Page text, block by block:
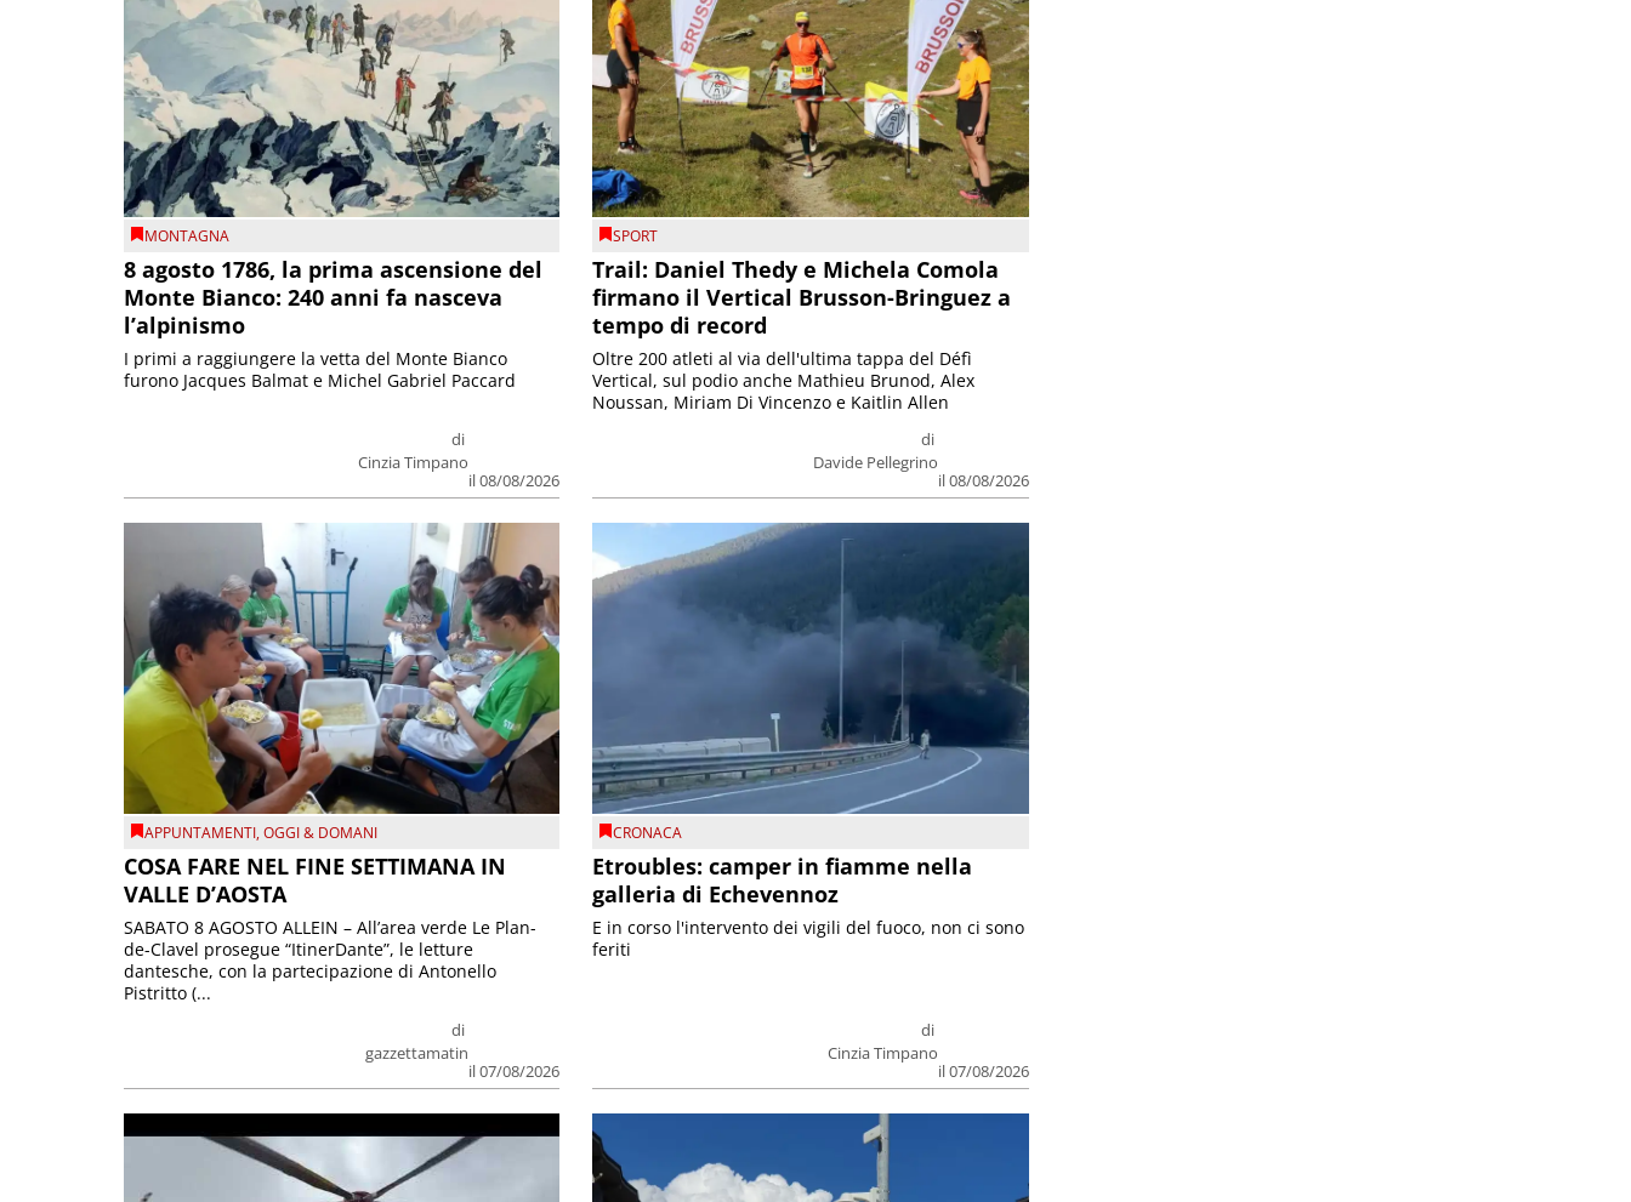
MONTAGNA
8 agosto 1786, la prima ascensione del
Monte Bianco: 240 anni fa nasceva
l’alpinismo
di
Cinzia Timpano
il 08/08/2026
I primi a raggiungere la vetta del Monte Bianco
furono Jacques Balmat e Michel Gabriel Paccard
SPORT
Trail: Daniel Thedy e Michela Comola
firmano il Vertical Brusson-Bringuez a
tempo di record
di
Davide Pellegrino
il 08/08/2026
Oltre 200 atleti al via dell'ultima tappa del Défì
Vertical, sul podio anche Mathieu Brunod, Alex
Noussan, Miriam Di Vincenzo e Kaitlin Allen
APPUNTAMENTI,OGGI & DOMANI
COSA FARE NEL FINE SETTIMANA IN
VALLE D’AOSTA
di
gazzettamatin
il 07/08/2026
SABATO 8 AGOSTO ALLEIN – All’area verde Le Plan-
de-Clavel prosegue “ItinerDante”, le letture
dantesche, con la partecipazione di Antonello
Pistritto (...
CRONACA
Etroubles: camper in fiamme nella
galleria di Echevennoz
di
Cinzia Timpano
il 07/08/2026
E in corso l'intervento dei vigili del fuoco, non ci sono
feriti